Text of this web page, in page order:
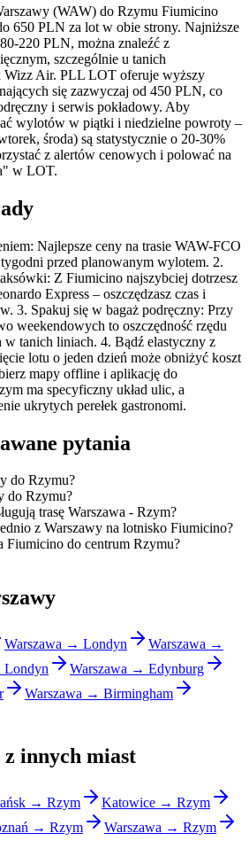
(WAW) do Rzymu Fiumicino
650 PLN za lot w obie strony. Najniższe
220 PLN, można znaleźć z
szczególnie u tanich
Wizz Air. PLL LOT oferuje wyższy
się zazwyczaj od 450 PLN, co
i serwis pokładowy. Aby
wylotów w piątki i niedzielne powroty –
środa) są statystycznie o 20-30%
z alertów cenowych i polować na
w LOT.
Najlepsze ceny na trasie WAW-FCO
przed planowanym wylotem. 2.
Z Fiumicino najszybciej dotrzesz
Express – oszczędzasz czas i
3. Spakuj się w bagaż podręczny: Przy
weekendowych to oszczędność rzędu
tanich liniach. 4. Bądź elastyczny z
lotu o jeden dzień może obniżyć koszt
mapy offline i aplikację do
ma specyficzny układ ulic, a
ukrytych perełek gastronomi.
pytania
do Rzymu?
do Rzymu?
trasę Warszawa - Rzym?
z Warszawy na lotnisko Fiumicino?
Fiumicino do centrum Rzymu?
Warszawa → Londyn
Warszawa →
Londyn
Warszawa → Edynburg
Warszawa → Birmingham
innych miast
→ Rzym
Katowice → Rzym
→ Rzym Warszawa → Rzym